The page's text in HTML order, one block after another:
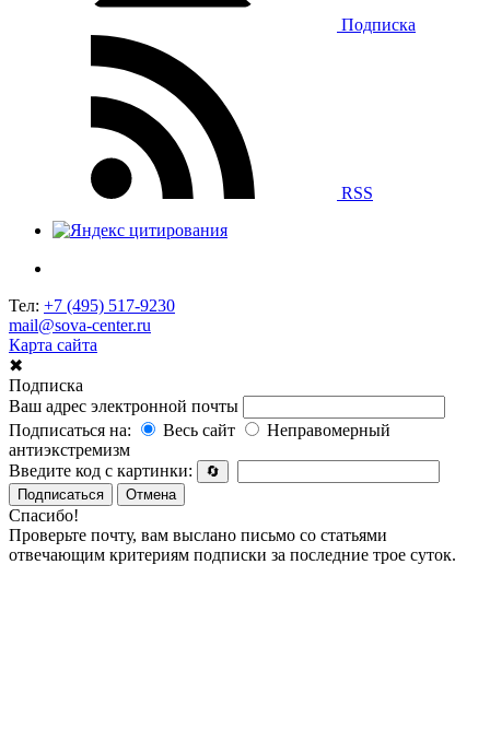
Подписка
RSS
Тел: +7 (495) 517-9230
mail@sova-center.ru
Карта сайта
✖
Подписка
Ваш адрес электронной почты
Подписаться на:
Весь сайт
Неправомерный
антиэкстремизм
Введите код с картинки:
🔄
Подписаться
Отмена
Спасибо!
Проверьте почту, вам выслано письмо со статьями
отвечающим критериям подписки за последние трое суток.